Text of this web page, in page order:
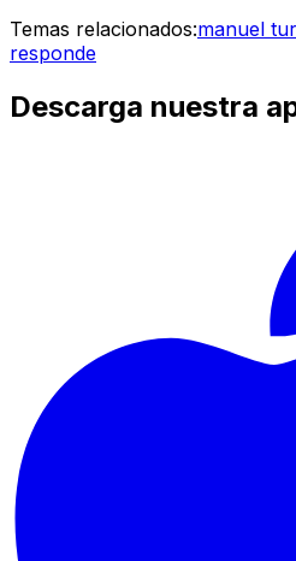
Temas relacionados:manuel
responde
Descarga nuestra